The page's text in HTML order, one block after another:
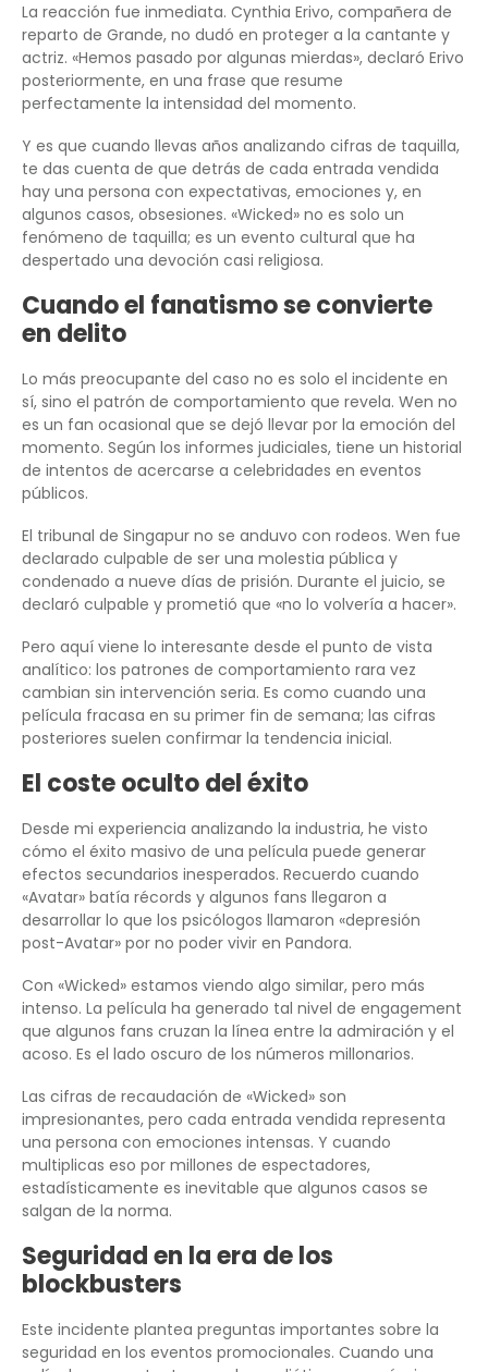
La reacción fue inmediata. Cynthia Erivo, compañera de
reparto de Grande, no dudó en proteger a la cantante y
actriz. «Hemos pasado por algunas mierdas», declaró Erivo
posteriormente, en una frase que resume
perfectamente la intensidad del momento.
Y es que cuando llevas años analizando cifras de taquilla,
te das cuenta de que detrás de cada entrada vendida
hay una persona con expectativas, emociones y, en
algunos casos, obsesiones. «Wicked» no es solo un
fenómeno de taquilla; es un evento cultural que ha
despertado una devoción casi religiosa.
Cuando el fanatismo se convierte
en delito
Lo más preocupante del caso no es solo el incidente en
sí, sino el patrón de comportamiento que revela. Wen no
es un fan ocasional que se dejó llevar por la emoción del
momento. Según los informes judiciales, tiene un historial
de intentos de acercarse a celebridades en eventos
públicos.
El tribunal de Singapur no se anduvo con rodeos. Wen fue
declarado culpable de ser una molestia pública y
condenado a nueve días de prisión. Durante el juicio, se
declaró culpable y prometió que «no lo volvería a hacer».
Pero aquí viene lo interesante desde el punto de vista
analítico: los patrones de comportamiento rara vez
cambian sin intervención seria. Es como cuando una
película fracasa en su primer fin de semana; las cifras
posteriores suelen confirmar la tendencia inicial.
El coste oculto del éxito
Desde mi experiencia analizando la industria, he visto
cómo el éxito masivo de una película puede generar
efectos secundarios inesperados. Recuerdo cuando
«Avatar» batía récords y algunos fans llegaron a
desarrollar lo que los psicólogos llamaron «depresión
post-Avatar» por no poder vivir en Pandora.
Con «Wicked» estamos viendo algo similar, pero más
intenso. La película ha generado tal nivel de engagement
que algunos fans cruzan la línea entre la admiración y el
acoso. Es el lado oscuro de los números millonarios.
Las cifras de recaudación de «Wicked» son
impresionantes, pero cada entrada vendida representa
una persona con emociones intensas. Y cuando
multiplicas eso por millones de espectadores,
estadísticamente es inevitable que algunos casos se
salgan de la norma.
Seguridad en la era de los
blockbusters
Este incidente plantea preguntas importantes sobre la
seguridad en los eventos promocionales. Cuando una